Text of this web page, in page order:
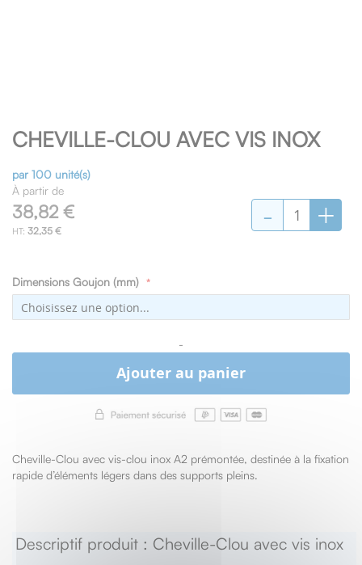
CHEVILLE-CLOU AVEC VIS INOX
par 100 unité(s)
À partir de
38,82 €
32,35 €
Dimensions Goujon (mm)
- +
-
Ajouter au panier
Cheville-Clou avec vis-clou inox A2 prémontée, destinée à la fixation
rapide d’éléments légers dans des supports pleins.
to
beginning
of
the
images
gallery
Descriptif produit : Cheville-Clou avec vis inox